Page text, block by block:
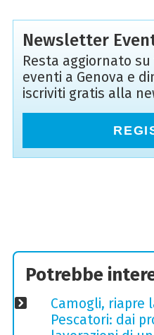
Newsletter
Resta aggiornato
eventi a Genova e
iscriviti gratis alla
Potrebbe
Camogli, riapre
Pescatori: dai